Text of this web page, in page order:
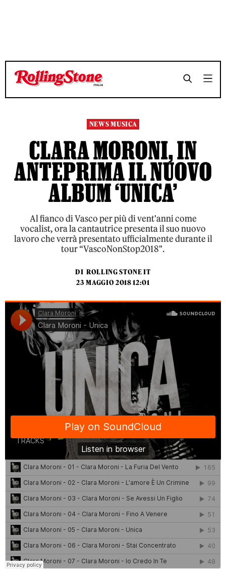
NEWS MUSICA
CLARA MORONI, IN
ANTEPRIMA IL NUOVO
ALBUM ‘UNICA’
Al fianco di Vasco per più di vent'anni come
vocalist, ora la cantautrice presenta il suo nuovo
lavoro che verrà presentato ufficialmente durante il
tour “VascoNonStop2018".
DI ROLLING STONE IT
23 MAGGIO 2018 12:01